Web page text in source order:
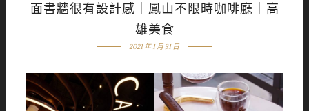
面書牆很有設計感｜鳳山不限時咖啡廳｜高
雄美食
2021 年 1 月 31 日